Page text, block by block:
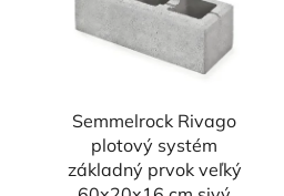
Semmelrock Rivago
plotový systém
základný prvok veľký